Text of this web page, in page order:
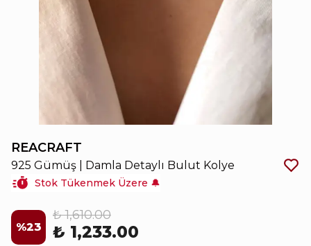
REACRAFT
925 Gümüş | Damla Detaylı Bulut Kolye
Stok Tükenmek Üzere 🔔
%23
₺ 1,610.00
₺ 1,233.00